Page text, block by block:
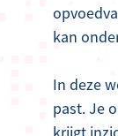
kan
In deze
past. Je
krijgt